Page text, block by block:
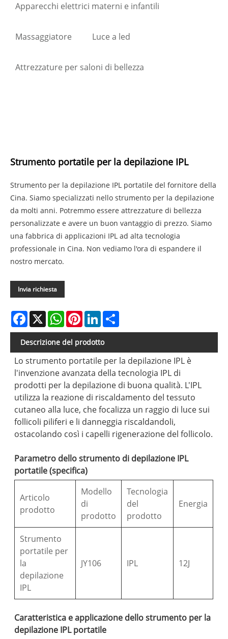
Apparecchi elettrici materni e infantili
Massaggiatore Luce a led
Attrezzature per saloni di bellezza
Strumento portatile per la depilazione IPL
Strumento per la depilazione IPL portatile del fornitore della
Cina. Siamo specializzati nello strumento per la depilazione
da molti anni. Potremmo essere attrezzature di bellezza
personalizzate e avere un buon vantaggio di prezzo. Siamo
una fabbrica di applicazioni IPL ad alta tecnologia
professionale in Cina. Non vediamo l'ora di espandere il
nostro mercato.
Invia richiesta
Facebook
X WhatsAppPinterestLinkedIn
Descrizione del prodotto
Lo strumento portatile per la depilazione IPL è
l'invenzione avanzata della tecnologia IPL di
prodotti per la depilazione di buona qualità. L'IPL
utilizza la reazione di riscaldamento del tessuto
cutaneo alla luce, che focalizza un raggio di luce sui
follicoli piliferi e li danneggia riscaldandoli,
ostacolando così i capelli rigenerazione del follicolo.
Parametro dello strumento di depilazione IPL
portatile (specifica)
Articolo
prodotto
Modello
di
prodotto
Tecnologia
del
prodotto
Energia
Strumento
portatile per
la
depilazione
IPL
JY106 IPL 12J
Caratteristica e applicazione dello strumento per la
depilazione IPL portatile